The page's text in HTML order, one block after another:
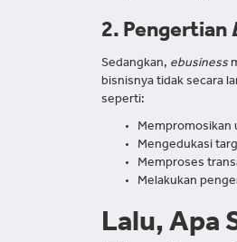
2. Pengertian
Sedangkan, ebusiness
bisnisnya tidak secara
seperti:
Mempromosikan
Mengedukasi
Memproses
Melakukan
Lalu, Apa